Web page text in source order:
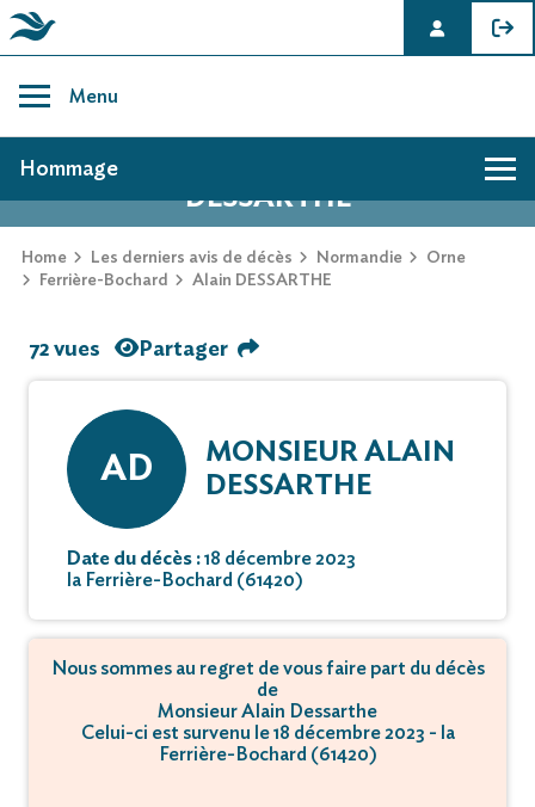
content
Menu
AVIS DE DÉCÈS DE ALAIN
DESSARTHE
Home Les derniers avis de décès Normandie
Orne
Ferrière-Bochard
Alain DESSARTHE
Hommage
72 vues Partager
AD
MONSIEUR ALAIN
DESSARTHE
Date du décès :18 décembre 2023
la Ferrière-Bochard (61420)
Nous sommes au regret de vous faire part du décès
de
Monsieur Alain Dessarthe
Celui-ci est survenu le 18 décembre 2023 - la
Ferrière-Bochard (61420)